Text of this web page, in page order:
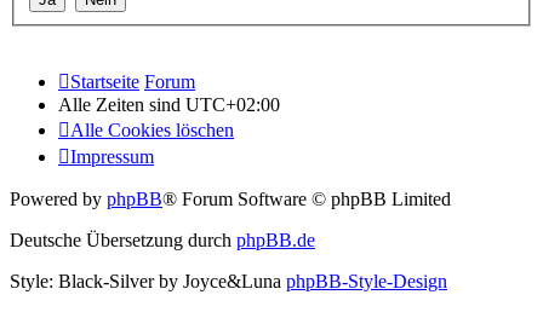
Startseite Forum
Alle Zeiten sind UTC+02:00
Alle Cookies löschen
Impressum
Powered by phpBB® Forum Software © phpBB Limited
Deutsche Übersetzung durch phpBB.de
Style: Black-Silver by Joyce&Luna phpBB-Style-Design